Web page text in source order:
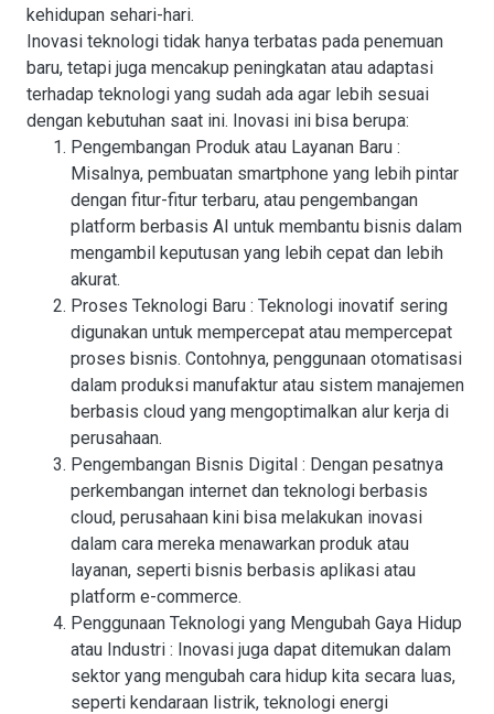
kehidupan sehari-hari.
Inovasi teknologi tidak hanya terbatas pada penemuan
baru, tetapi juga mencakup peningkatan atau adaptasi
terhadap teknologi yang sudah ada agar lebih sesuai
dengan kebutuhan saat ini. Inovasi ini bisa berupa:
Pengembangan Produk atau Layanan Baru :
Misalnya, pembuatan smartphone yang lebih pintar
dengan fitur-fitur terbaru, atau pengembangan
platform berbasis AI untuk membantu bisnis dalam
mengambil keputusan yang lebih cepat dan lebih
akurat.
Proses Teknologi Baru : Teknologi inovatif sering
digunakan untuk mempercepat atau mempercepat
proses bisnis. Contohnya, penggunaan otomatisasi
dalam produksi manufaktur atau sistem manajemen
berbasis cloud yang mengoptimalkan alur kerja di
perusahaan.
Pengembangan Bisnis Digital : Dengan pesatnya
perkembangan internet dan teknologi berbasis
cloud, perusahaan kini bisa melakukan inovasi
dalam cara mereka menawarkan produk atau
layanan, seperti bisnis berbasis aplikasi atau
platform e-commerce.
Penggunaan Teknologi yang Mengubah Gaya Hidup
atau Industri : Inovasi juga dapat ditemukan dalam
sektor yang mengubah cara hidup kita secara luas,
seperti kendaraan listrik, teknologi energi